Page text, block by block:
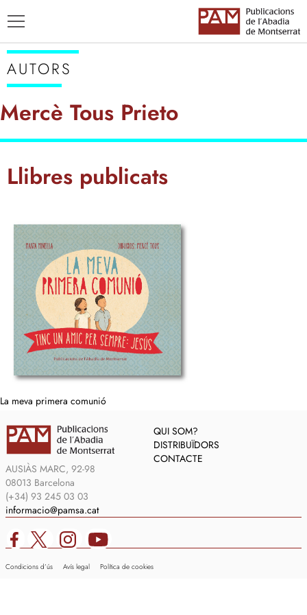
AUTORS
ENSENYAMENT CATALÀ
AUTORS
Mercè Tous Prieto
Llibres publicats
La meva primera comunió
AUSIÀS MARC, 92-98
08013 Barcelona
(+34) 93 245 03 03
informacio@pamsa.cat
QUI SOM?
DISTRIBUÏDORS
CONTACTE
Condicions d’ús Avís legal Política de cookies